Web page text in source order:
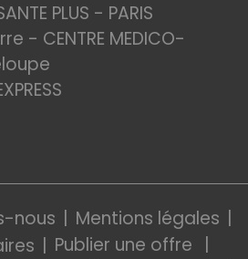
PLUS - PARIS
- CENTRE MEDICO-
nous
Mentions légales
Publier une offre